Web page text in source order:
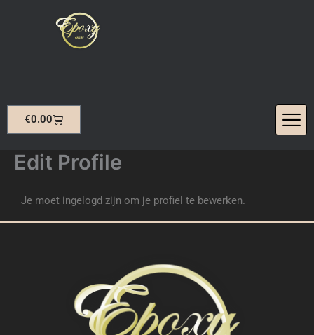
€0.00Winkelwagen
Edit Profile
Je moet ingelogd zijn om je profiel te bewerken.